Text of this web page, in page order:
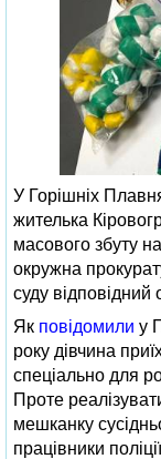
У Горішніх
жителька
масового збуту
окружна
суду відповідний
Як повідомили у
року дівчина
спеціально для
Проте
мешканку
працівники